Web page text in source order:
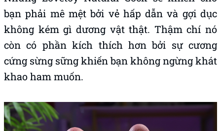
bạn phải mê mệt bởi vẻ hấp dẫn và gợi dục
không kém gì dương vật thật. Thậm chí nó
còn có phần kích thích hơn bởi sự cương
cứng sừng sững khiến bạn không ngừng khát
khao ham muốn.